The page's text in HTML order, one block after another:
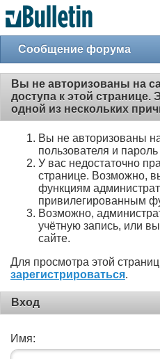
Сообщение форума
Вы не авторизованы на
доступа к этой странице.
одной из нескольких
Вы не авторизованы
пользователя и
У вас недостаточно
странице. Возможно,
функциям
привилегированным
Возможно,
учётную запись, или
сайте.
Для просмотра этой
зарегистрироваться.
Вход
Имя: